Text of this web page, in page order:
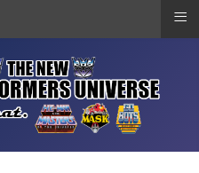
≡